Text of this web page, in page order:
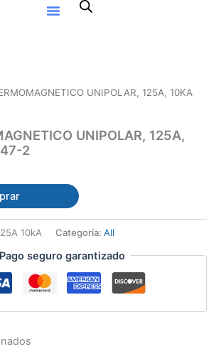
UNIPOLAR, 125A, 10KA
UNIPOLAR, 125A,
2
10kA Categoría: All
Pago seguro garantizado